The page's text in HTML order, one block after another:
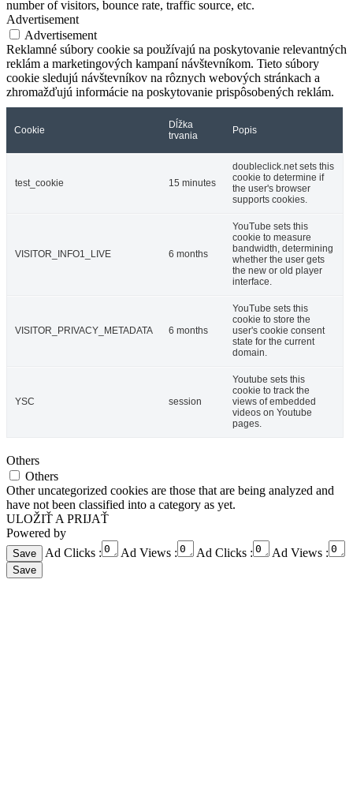
number of visitors, bounce rate, traffic source, etc.
Advertisement
Advertisement
Reklamné súbory cookie sa používajú na poskytovanie relevantných
reklám a marketingových kampaní návštevníkom. Tieto súbory
cookie sledujú návštevníkov na rôznych webových stránkach a
zhromažďujú informácie na poskytovanie prispôsobených reklám.
Cookie
Dĺžka
trvania
Popis
test_cookie 15 minutes
doubleclick.net sets this
cookie to determine if
the user's browser
supports cookies.
VISITOR_INFO1_LIVE 6 months
YouTube sets this
cookie to measure
bandwidth, determining
whether the user gets
the new or old player
interface.
VISITOR_PRIVACY_METADATA 6 months
YouTube sets this
cookie to store the
user's cookie consent
state for the current
domain.
YSC session
Youtube sets this
cookie to track the
views of embedded
videos on Youtube
pages.
Others
Others
Other uncategorized cookies are those that are being analyzed and
have not been classified into a category as yet.
ULOŽIŤ A PRIJAŤ
Powered by
Ad Clicks :
Ad Views : Ad Clicks : Ad Views :